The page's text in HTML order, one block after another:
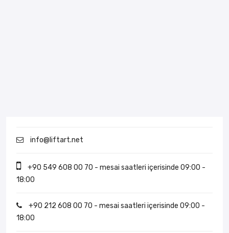
info@liftart.net
+90 549 608 00 70 - mesai saatleri içerisinde 09:00 -
18:00
+90 212 608 00 70 - mesai saatleri içerisinde 09:00 -
18:00